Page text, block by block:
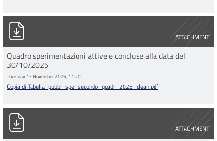
ATTACHMENT
Copia di Tabella_pubbl_spe_secondo_quadr_2025_clean.pdf
Quadro sperimentazioni attive e concluse alla data del
30/10/2025
Thursday 13 November 2025, 11:20
Copia di Tabella_pubbl_spe_secondo_quadr_2025_clean.pdf
ATTACHMENT
Copia di Tabella_pubbl_spe_primo_trim_2025_clean.pdf